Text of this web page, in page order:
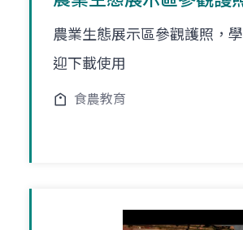
農業生態展示區參觀護照，
迎下載使用
食農教育